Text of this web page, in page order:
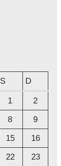
S D
1
2
8
9
15
16
22
23